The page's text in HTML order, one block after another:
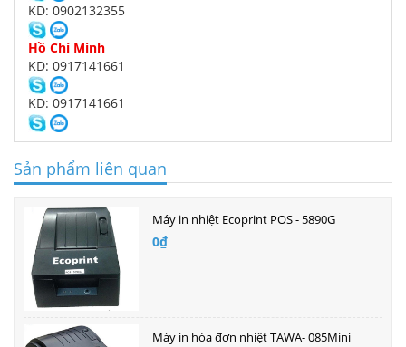
KD: 0902132355
Hồ Chí Minh
KD: 0917141661
KD: 0917141661
Sản phẩm liên quan
Máy in nhiệt Ecoprint POS - 5890G
0₫
Máy in hóa đơn nhiệt TAWA- 085Mini